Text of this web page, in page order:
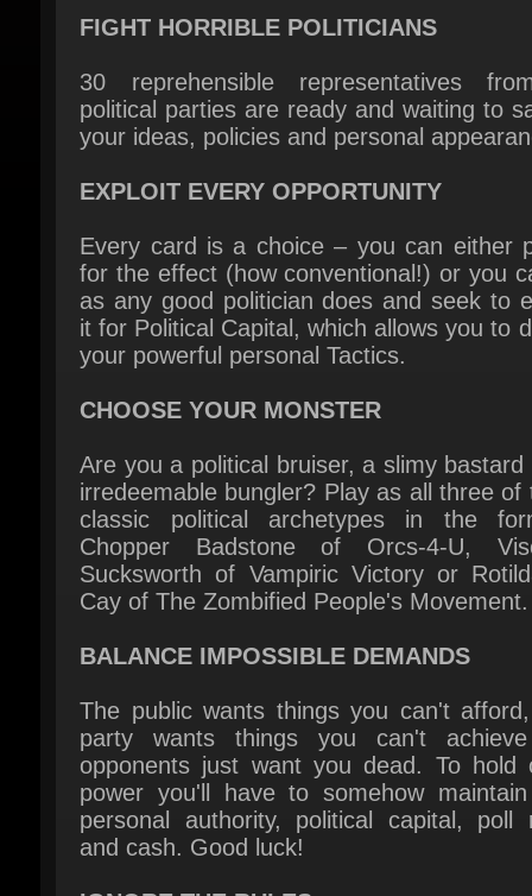
30 reprehensible representatives
political parties are ready and waiting to
your ideas, policies and personal
EXPLOIT EVERY OPPORTUNITY
for the effect (how conventional!) or you
it for Political Capital, which allows you to
your powerful personal Tactics.
CHOOSE YOUR MONSTER
irredeemable bungler? Play as all three of
Chopper Badstone of Orcs-4-U,
Sucksworth of Vampiric Victory or
Cay of The Zombified People's Movement.
BALANCE IMPOSSIBLE DEMANDS
party wants things you can't achieve
power you'll have to somehow maintain
personal authority, political capital, poll
and cash. Good luck!
IGNORE THE RULES